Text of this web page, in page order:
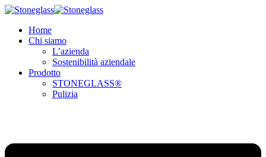
Home
Chi siamo
L’azienda
Sostenibilità aziendale
Prodotto
STONEGLASS®
Pulizia